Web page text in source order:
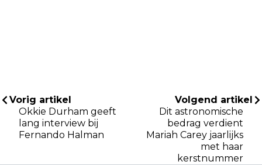
Vorig artikel
Okkie Durham geeft
lang interview bij
Fernando Halman
Volgend artikel
Dit astronomische
bedrag verdient
Mariah Carey jaarlijks
met haar
kerstnummer